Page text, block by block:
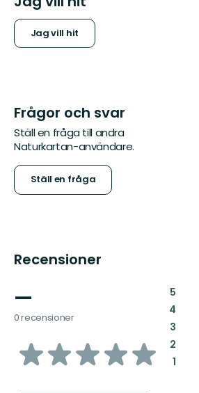
Jag vill hit
Frågor och svar
Ställ en fråga till andra
Naturkartan-användare.
Ställ en fråga
Recensioner
—
0 recensioner
av
5:
4:
3:
2:
1: